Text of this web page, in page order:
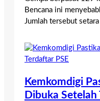
Bencana ini
Jumlah tersebut
Kemkomdigi
Dibuka Setelah